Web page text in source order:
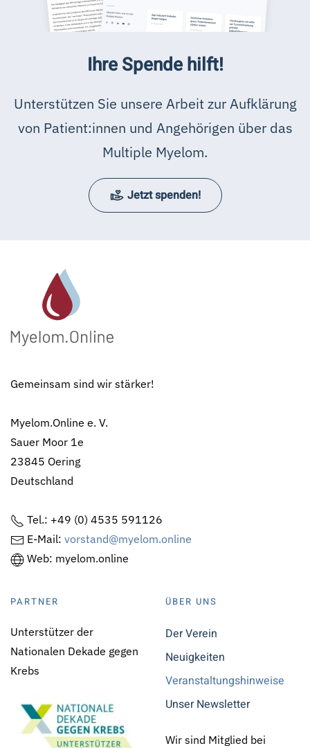
Ihre Spende hilft!
Unterstützen Sie unsere Arbeit zur Aufklärung
von Patient:innen und Angehörigen über das
Multiple Myelom.
Jetzt spenden!
Gemeinsam sind wir stärker!
Myelom.Online e. V.
Sauer Moor 1e
23845 Oering
Deutschland
Tel.: +49 (0) 4535 591126
E-Mail: vorstand@myelom.online
Web: myelom.online
PARTNER
Unterstützer der
Nationalen Dekade gegen
Krebs
ÜBER UNS
Der Verein
Neuigkeiten
Veranstaltungshinweise
Unser Newsletter
Wir sind Mitglied bei